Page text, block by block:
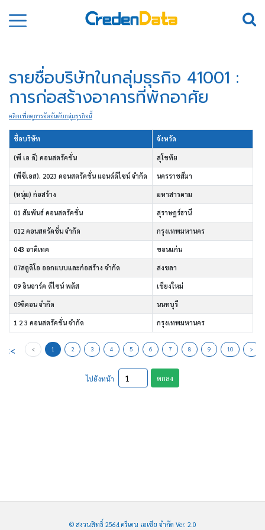
รายชื่อบริษัทในกลุ่มธุรกิจ 41001 :
การก่อสร้างอาคารที่พักอาศัย
คลิกเพื่อดูการจัดอันดับกลุ่มธุรกิจนี้
ชื่อบริษัท จังหวัด
(พี เอ ดี) คอนสตรัคชั่น สุโขทัย
(พีซีเอส). 2023 คอนสตรัคชั่น แอนด์ดีไซน์ จำกัด นครราชสีมา
(หนุ่ม) ก่อสร้าง มหาสารคาม
01 สัมพันธ์ คอนสตรัคชั่น สุราษฎร์ธานี
012 คอนสตรัคชั่น จำกัด กรุงเทพมหานคร
043 อาคิเทค ขอนแก่น
07สตูดิโอ ออกแบบและก่อสร้าง จำกัด สงขลา
09 อินอาร์ค ดีไซน์ พลัส เชียงใหม่
09ดิคอน จำกัด นนทบุรี
1 2 3 คอนสตรัคชั่น จำกัด กรุงเทพมหานคร
<< < 1 2 3 4 5 6 7 8 9 10 >
ไปยังหน้า ตกลง
© สงวนสิทธิ์ 2564 ครีเดน เอเชีย จำกัด Ver. 2.0